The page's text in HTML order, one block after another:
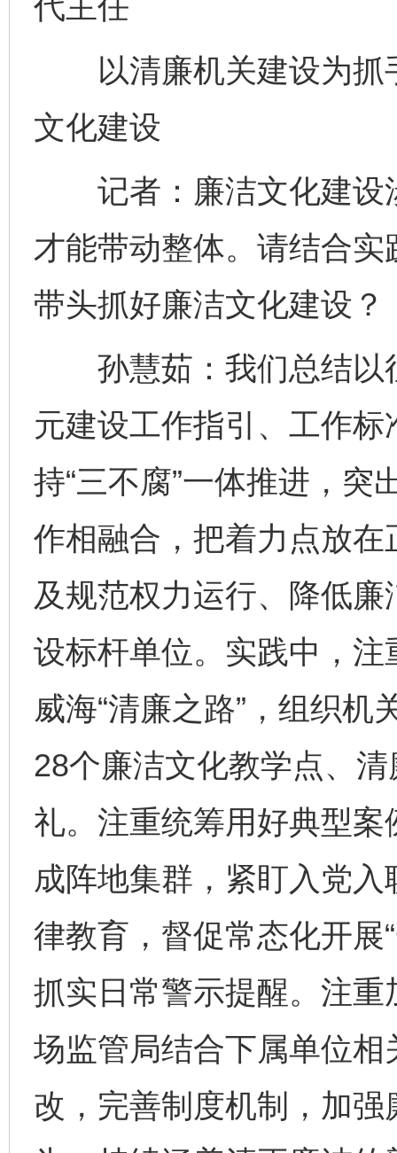
以清廉机关建设为抓
文化建设
记者：廉洁文化建设
才能带动整体。请结合
带头抓好廉洁文化建设？
孙慧茹：我们总结以
元建设工作指引、工作
持“三不腐”一体推进，突
作相融合，把着力点放
及规范权力运行、降低
设标杆单位。实践中，
威海“清廉之路”，组织
28个廉洁文化教学点、
礼。注重统筹用好典型
成阵地集群，紧盯入党
律教育，督促常态化开展
抓实日常警示提醒。注
场监管局结合下属单位
改，完善制度机制，加